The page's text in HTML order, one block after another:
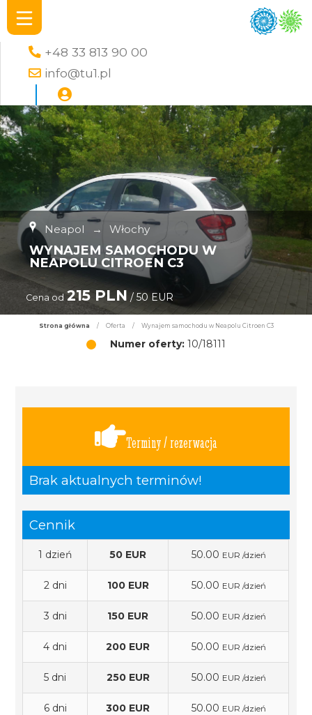
+48 33 813 90 00
info@tu1.pl
Neapol → Włochy
WYNAJEM SAMOCHODU W
NEAPOLU CITROEN C3
Cena od 215 PLN / 50 EUR
Strona główna / Oferta / Wynajem samochodu w Neapolu Citroen C3
Numer oferty: 10/18111
Terminy / rezerwacja
Brak aktualnych terminów!
Cennik
1 dzień 50 EUR 50.00 EUR /dzień
2 dni 100 EUR 50.00 EUR /dzień
3 dni 150 EUR 50.00 EUR /dzień
4 dni 200 EUR 50.00 EUR /dzień
5 dni 250 EUR 50.00 EUR /dzień
6 dni 300 EUR 50.00 EUR /dzień